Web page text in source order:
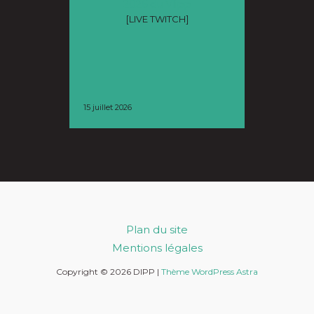
[LIVE TWITCH]
15 juillet 2026
Plan du site
Mentions légales
Copyright © 2026 DIPP | Thème WordPress Astra